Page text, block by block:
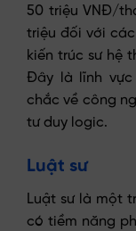
50 triệu VNĐ/
triệu đối với
kiến trúc sư hệ
Đây là lĩnh vực
chắc về công
tư duy logic.
Luật sư
Luật sư là một
có tiềm năng